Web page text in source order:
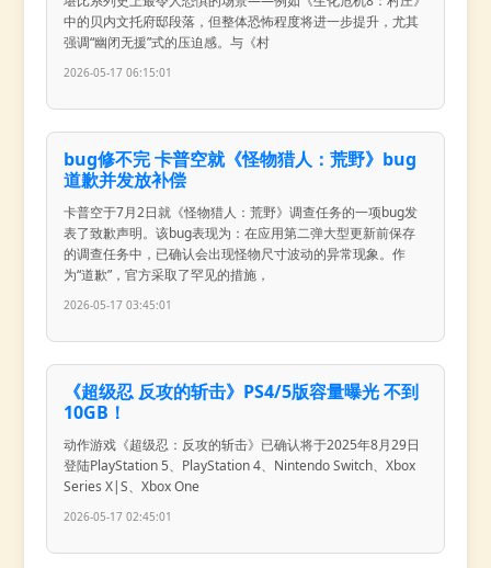
中的贝内文托府邸段落，但整体恐怖程度将进一步提升，尤其
强调“幽闭无援”式的压迫感。与《村
2026-05-17 06:15:01
bug修不完 卡普空就《怪物猎人：荒野》bug
道歉并发放补偿
卡普空于7月2日就《怪物猎人：荒野》调查任务的一项bug发
表了致歉声明。该bug表现为：在应用第二弹大型更新前保存
的调查任务中，已确认会出现怪物尺寸波动的异常现象。作
为“道歉”，官方采取了罕见的措施，
2026-05-17 03:45:01
《超级忍 反攻的斩击》PS4/5版容量曝光 不到
10GB！
动作游戏《超级忍：反攻的斩击》已确认将于2025年8月29日
登陆PlayStation 5、PlayStation 4、Nintendo Switch、Xbox
Series X|S、Xbox One
2026-05-17 02:45:01